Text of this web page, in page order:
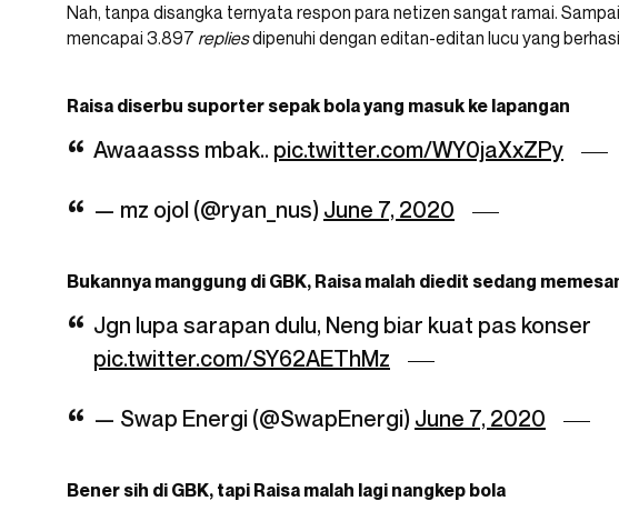
Nah, tanpa disangka ternyata respon para netizen sangat ramai.
mencapai 3.897 repliesdipenuhi dengan editan-editan lucu yang
Raisa diserbu suporter sepak bola yang masuk ke lapangan
Awaaasss mbak.. pic.twitter.com/WY0jaXxZPy
— mz ojol (@ryan_nus) June 7, 2020
Bukannya manggung di GBK, Raisa malah diedit sedang
Jgn lupa sarapan dulu, Neng biar kuat pas konser
pic.twitter.com/SY62AEThMz
— Swap Energi (@SwapEnergi) June 7, 2020
Bener sih di GBK, tapi Raisa malah lagi nangkep bola